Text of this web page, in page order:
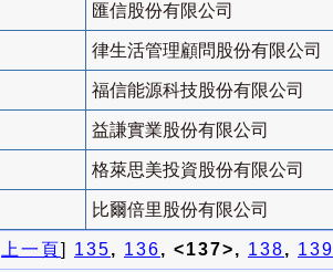
匯信股份有限公司
律生活管理顧問股份有限公司
福信能源科技股份有限公司
益謙實業股份有限公司
格萊思美投資股份有限公司
比爾倍里股份有限公司
上一頁] 135, 136, <137>, 138, 139